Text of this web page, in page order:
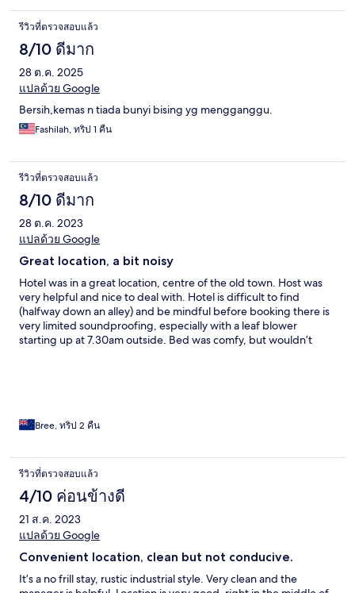
Staff rarely there. We were unsure of how we would get our
deposit back since they were often not at the desk and reached
adventure but if they fixed those details and hired a customer
service consultant, they could really take it to the next level.
รีวิวที่ตรวจสอบแล้ว
8/10 ดีมาก
28 ต.ค. 2025
แปลด้วย Google
Bersih,kemas n tiada bunyi bising yg mengganggu.
Fashilah, ทริป 1 คืน
รีวิวที่ตรวจสอบแล้ว
8/10 ดีมาก
28 ต.ค. 2023
แปลด้วย Google
Great location, a bit noisy
Hotel was in a great location, centre of the old town. Host was
very helpful and nice to deal with. Hotel is difficult to find
(halfway down an alley) and be mindful before booking there is
very limited soundproofing, especially with a leaf blower
starting up at 7.30am outside. Bed was comfy, but wouldn’t
Bree, ทริป 2 คืน
รีวิวที่ตรวจสอบแล้ว
4/10 ค่อนข้างดี
21 ส.ค. 2023
แปลด้วย Google
Convenient location, clean but not conducive.
It’s a no frill stay, rustic industrial style. Very clean and the